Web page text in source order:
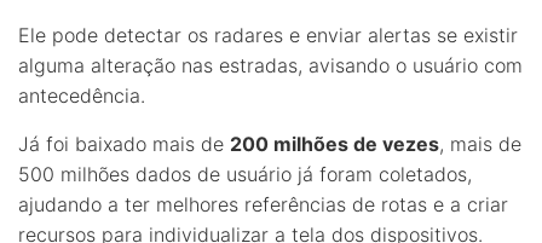
Ele pode detectar os radares e enviar alertas se existir
alguma alteração nas estradas, avisando o usuário com
antecedência.
Já foi baixado mais de 200 milhões de vezes, mais de
500 milhões dados de usuário já foram coletados,
ajudando a ter melhores referências de rotas e a criar
recursos para individualizar a tela dos dispositivos.